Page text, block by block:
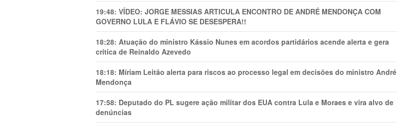
19:48: VÍDEO: JORGE MESSIAS ARTICULA ENCONTRO DE ANDRÉ MENDONÇA COM
GOVERNO LULA E FLÁVIO SE DESESPERA!!
18:28: Atuação do ministro Kássio Nunes em acordos partidários acende alerta e gera
crítica de Reinaldo Azevedo
18:18: Míriam Leitão alerta para riscos ao processo legal em decisões do ministro André
Mendonça
17:58: Deputado do PL sugere ação militar dos EUA contra Lula e Moraes e vira alvo de
denúncias